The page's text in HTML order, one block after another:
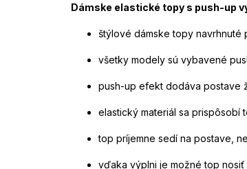
Dámske elastické topy s push-up
štýlové dámske topy
všetky modely sú vybavené
push-up efekt dodáva postave
elastický materiál sa
top príjemne sedí na postave,
vďaka výplni je možné top